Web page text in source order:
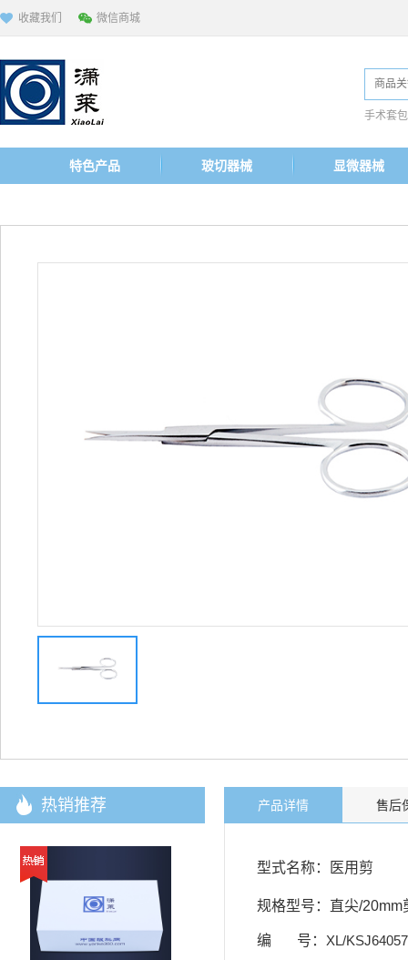
收藏我们 微信商城
手术套包
特色产品 玻切器械 显微器械
热销推荐 产品详情 售后
型式名称：医用剪
规格型号：直尖/20mm
编 号： XL/KSJ64057